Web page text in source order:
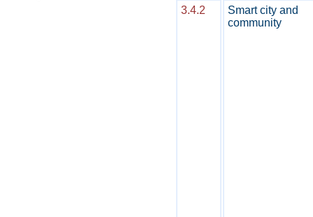
3.4.2
Smart city and
community